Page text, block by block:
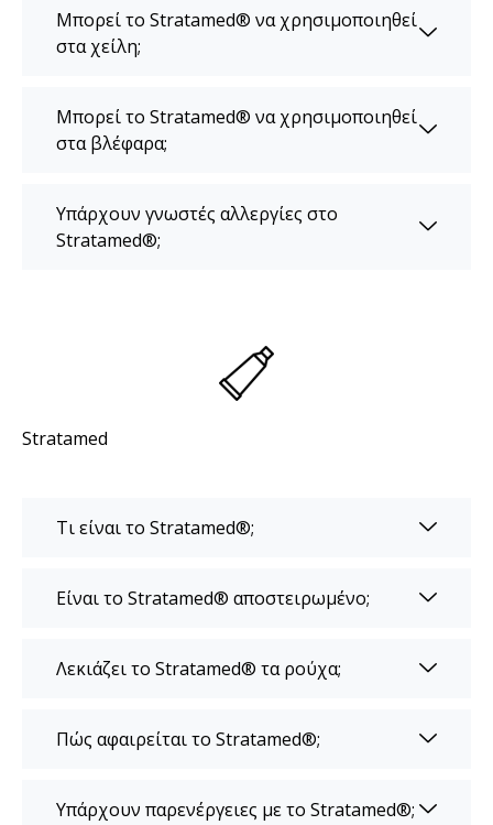
Μπορεί το Stratamed® να χρησιμοποιηθεί
στα χείλη;
Μπορεί το Stratamed® να χρησιμοποιηθεί
στα βλέφαρα;
Υπάρχουν γνωστές αλλεργίες στο
Stratamed®;
Stratamed
Τι είναι το Stratamed®;
Είναι το Stratamed® αποστειρωμένο;
Λεκιάζει το Stratamed® τα ρούχα;
Πώς αφαιρείται το Stratamed®;
Υπάρχουν παρενέργειες με το Stratamed®;